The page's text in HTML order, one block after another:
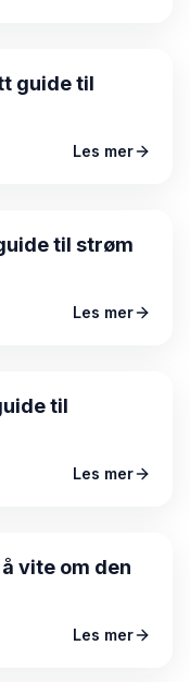
guide til
Les mer
til strøm
Les mer
til
Les mer
vite om den
Les mer